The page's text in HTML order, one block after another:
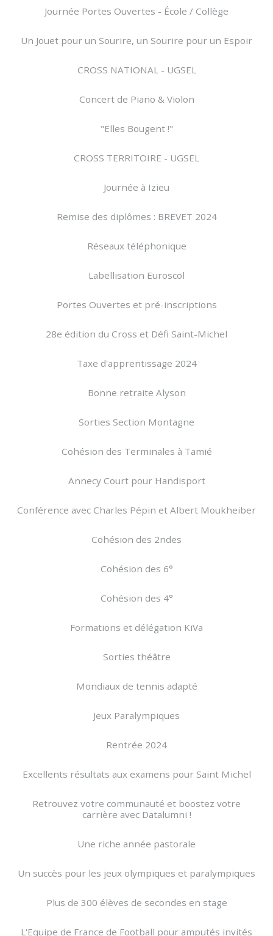
Journée Portes Ouvertes - École / Collège
Un Jouet pour un Sourire, un Sourire pour un Espoir
CROSS NATIONAL - UGSEL
Concert de Piano & Violon
"Elles Bougent !"
CROSS TERRITOIRE - UGSEL
Journée à Izieu
Remise des diplômes : BREVET 2024
Réseaux téléphonique
Labellisation Euroscol
Portes Ouvertes et pré-inscriptions
28e édition du Cross et Défi Saint-Michel
Taxe d'apprentissage 2024
Bonne retraite Alyson
Sorties Section Montagne
Cohésion des Terminales à Tamié
Annecy Court pour Handisport
Conférence avec Charles Pépin et Albert Moukheiber
Cohésion des 2ndes
Cohésion des 6°
Cohésion des 4°
Formations et délégation KiVa
Sorties théâtre
Mondiaux de tennis adapté
Jeux Paralympiques
Rentrée 2024
Excellents résultats aux examens pour Saint Michel
Retrouvez votre communauté et boostez votre
carrière avec Datalumni !
Une riche année pastorale
Un succès pour les jeux olympiques et paralympiques
Plus de 300 élèves de secondes en stage
L'Equipe de France de Football pour amputés invités